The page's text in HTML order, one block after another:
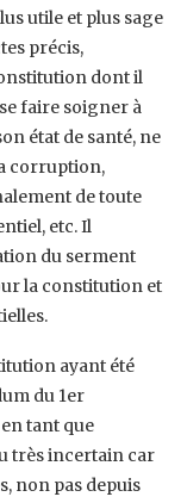
utile et plus sage
précis,
dont il
faire soigner à
état de santé, ne
corruption,
de toute
etc. Il
du serment
la constitution et
ayant été
du 1er
tant que
très incertain car
non pas depuis